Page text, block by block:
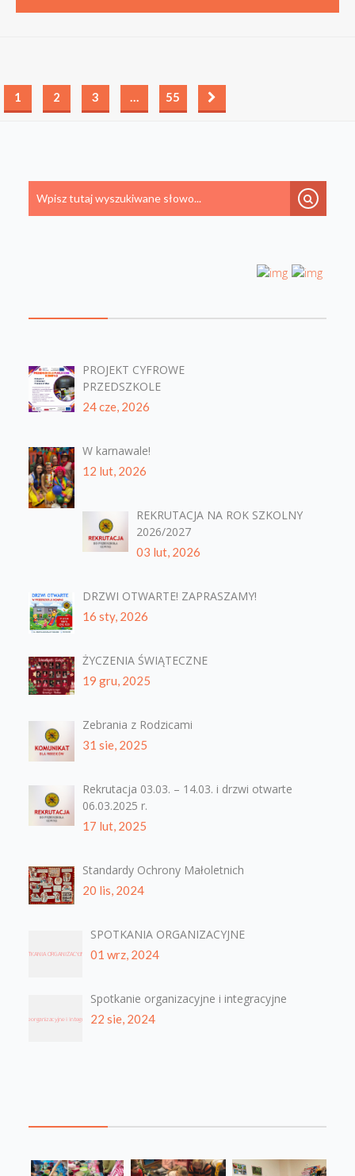
1 2 3 … 55
PROJEKT CYFROWE
PRZEDSZKOLE
24 cze, 2026
W karnawale!
12 lut, 2026
REKRUTACJA NA ROK SZKOLNY
2026/2027
03 lut, 2026
DRZWI OTWARTE! ZAPRASZAMY!
16 sty, 2026
ŻYCZENIA ŚWIĄTECZNE
19 gru, 2025
Zebrania z Rodzicami
31 sie, 2025
Rekrutacja 03.03. – 14.03. i drzwi otwarte
06.03.2025 r.
17 lut, 2025
Standardy Ochrony Małoletnich
20 lis, 2024
SPOTKANIA ORGANIZACYJNE
01 wrz, 2024
Spotkanie organizacyjne i integracyjne
22 sie, 2024